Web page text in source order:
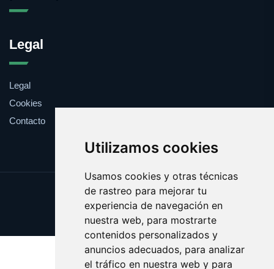
Utilizamos cookies
Usamos cookies y otras técnicas
de rastreo para mejorar tu
experiencia de navegación en
nuestra web, para mostrarte
contenidos personalizados y
anuncios adecuados, para analizar
el tráfico en nuestra web y para
Legal
Legal
Cookies
Contacto
Update cookies preferences
Copyright © 2025 pulseaqui.es